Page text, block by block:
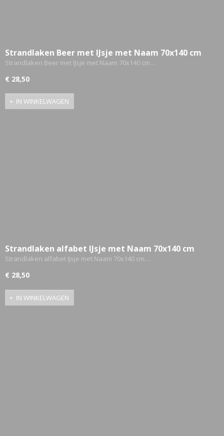
Strandlaken Beer met IJsje met Naam 70x140 cm
Gepersonaliseerd
Strandlaken Beer met IJsje met Naam 70x140 cm…
€ 28,50
IN WINKELWAGEN
Strandlaken alfabet IJsje met Naam 70x140 cm
Gepersonaliseerd
Strandlaken alfabet IJsje met Naam 70x140 cm…
€ 28,50
IN WINKELWAGEN